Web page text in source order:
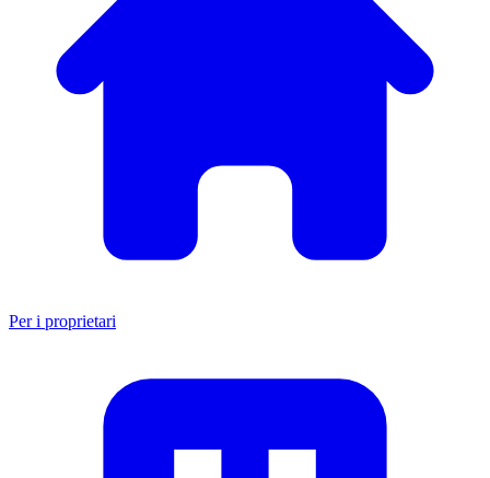
Per i proprietari